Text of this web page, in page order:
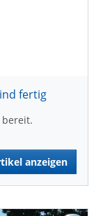
fertig
anzeigen